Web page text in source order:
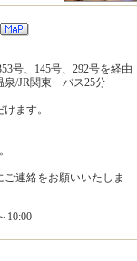
号、145号、292号を経由
泉/JR関東 バス25分
ます。
連絡をお願いいたしま
10:00